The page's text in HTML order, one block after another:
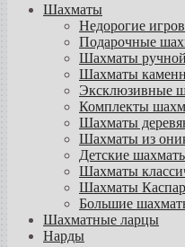
Шахматы
Недорогие
Подарочные
Шахматы
Шахматы
Эксклюзивные
Комплекты
Шахматы
Шахматы из
Детские
Шахматы
Шахматы
Большие
Шахматные ларцы
Нарды